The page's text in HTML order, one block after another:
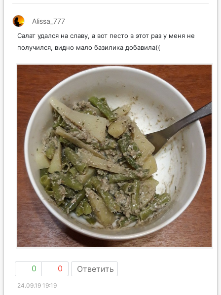
Alissa_777
Салат удался на славу, а вот песто в этот раз у меня не
получился, видно мало базилика добавила((
0 0 Ответить
24.09.19 19:19